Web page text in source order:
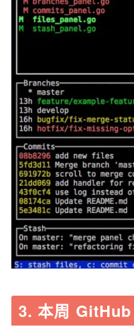
3. 本周